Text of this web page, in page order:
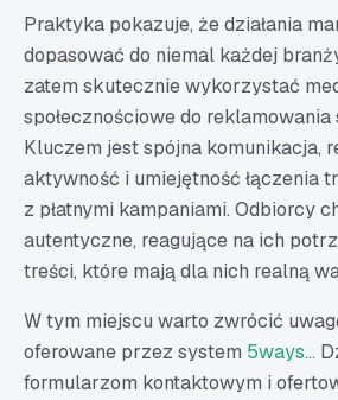
Praktyka pokazuje, że działania
dopasować do niemal każdej
zatem skutecznie wykorzystać
społecznościowe do reklamowania
Kluczem jest spójna komunikacja,
aktywność i umiejętność łączenia
z płatnymi kampaniami. Odbiorcy
autentyczne, reagujące na ich
treści, które mają dla nich realną
W tym miejscu warto zwrócić
oferowane przez system 5ways...
formularzom kontaktowym i